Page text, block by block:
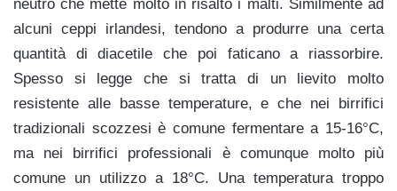
neutro che mette molto in risalto i malti. Similmente ad
alcuni ceppi irlandesi, tendono a produrre una certa
quantità di diacetile che poi faticano a riassorbire.
Spesso si legge che si tratta di un lievito molto
resistente alle basse temperature, e che nei birrifici
tradizionali scozzesi è comune fermentare a 15-16°C,
ma nei birrifici professionali è comunque molto più
comune un utilizzo a 18°C. Una temperatura troppo